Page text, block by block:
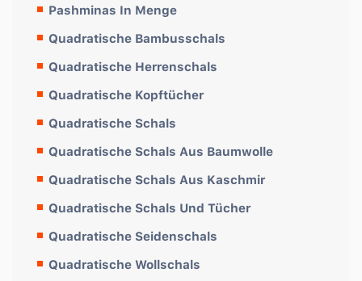
Pashminas In Menge
Quadratische Bambusschals
Quadratische Herrenschals
Quadratische Kopftücher
Quadratische Schals
Quadratische Schals Aus Baumwolle
Quadratische Schals Aus Kaschmir
Quadratische Schals Und Tücher
Quadratische Seidenschals
Quadratische Wollschals